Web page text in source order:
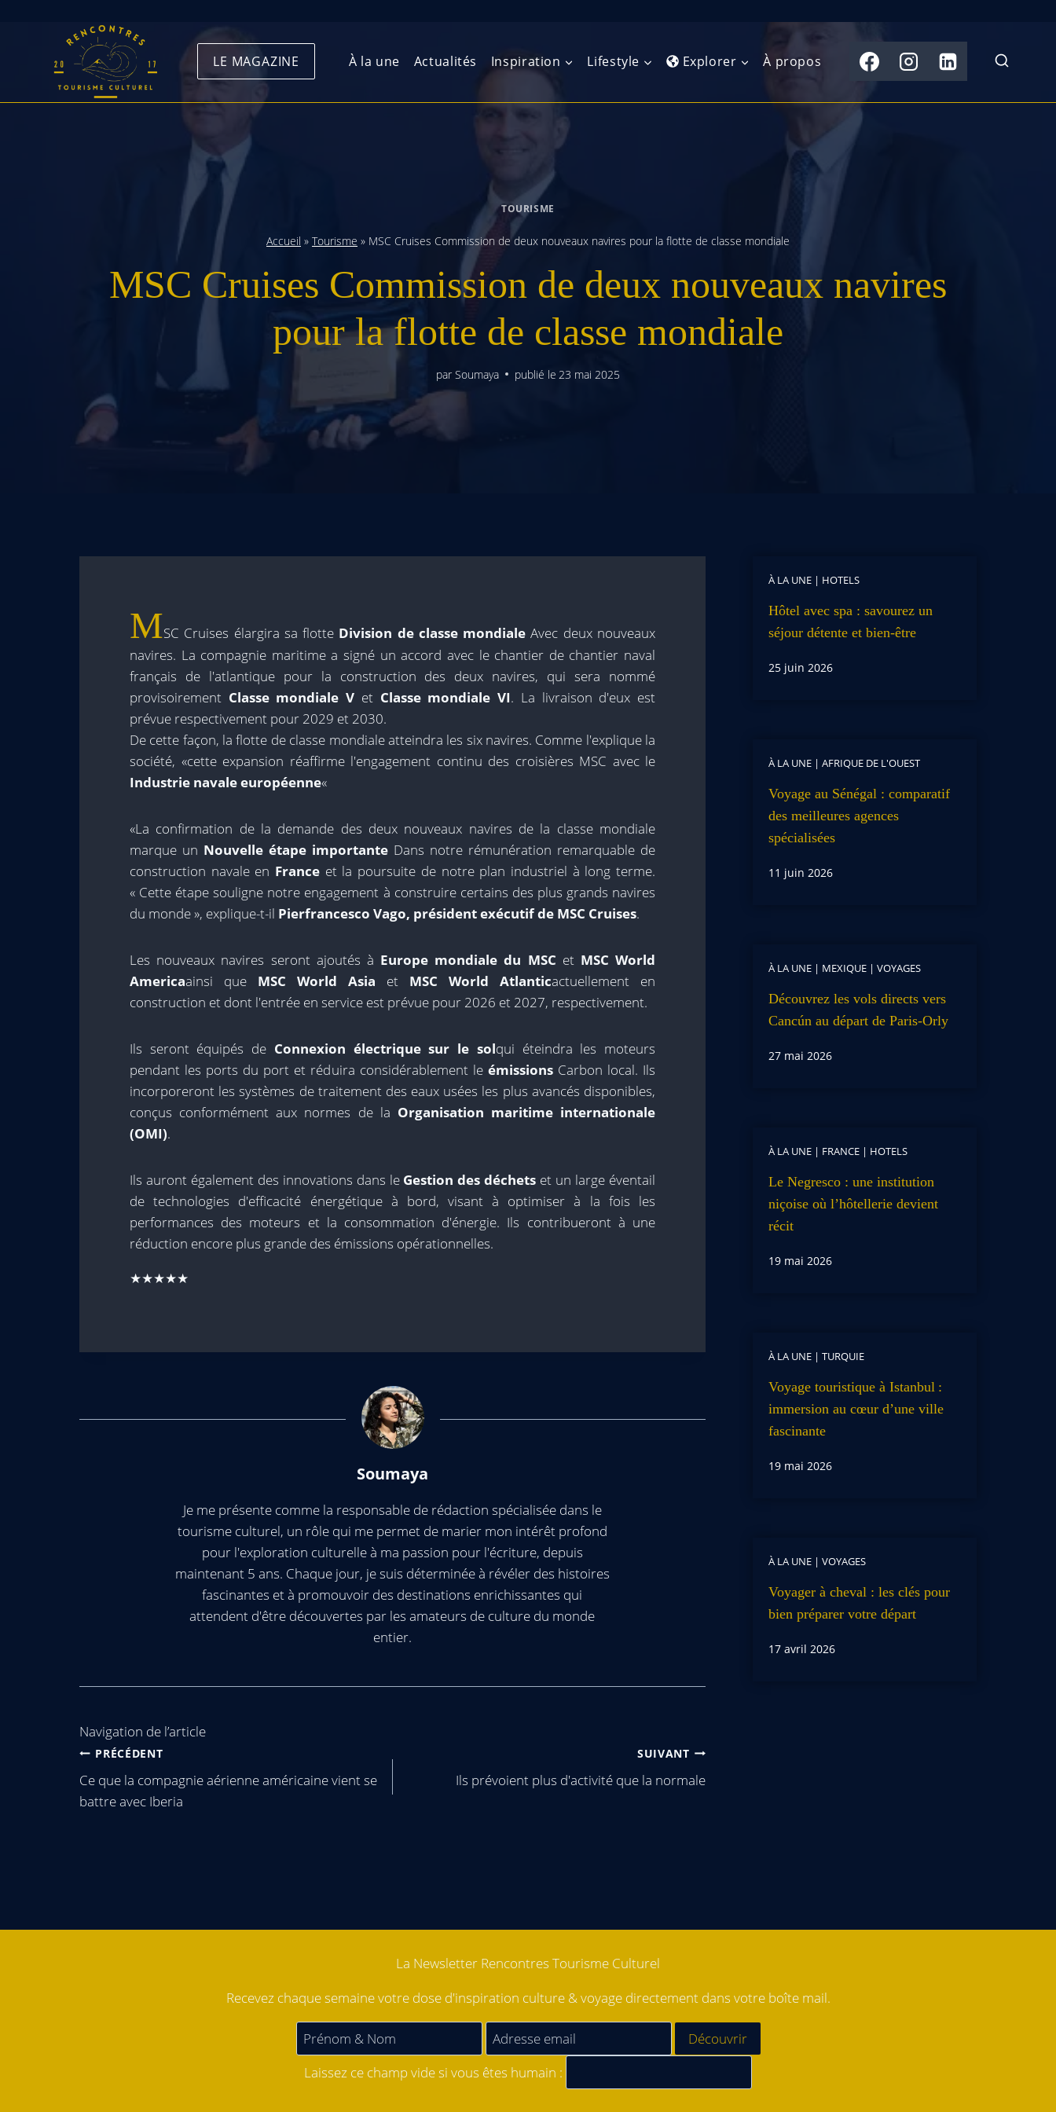
LE MAGAZINE À la une Actualités Inspiration Lifestyle Explorer
Europe de l’Est
Amérique centrale
Afrique de l’Est
Moyen-Orient
indien
À propos
TOURISME
Accueil » Tourisme » MSC Cruises Commission de deux nouveaux navires pour la flotte de classe mondiale
MSC Cruises Commission de deux nouveaux navires
pour la flotte de classe mondiale
par Soumaya publié le 23 mai 2025
MSC Cruises élargira sa flotte Division de classe mondiale Avec deux nouveaux
navires. La compagnie maritime a signé un accord avec le chantier de chantier naval
français de l'atlantique pour la construction des deux navires, qui sera nommé
provisoirement Classe mondiale V et Classe mondiale VI. La livraison d'eux est
prévue respectivement pour 2029 et 2030.
De cette façon, la flotte de classe mondiale atteindra les six navires. Comme l'explique la
société, «cette expansion réaffirme l'engagement continu des croisières MSC avec le
Industrie navale européenne«
«La confirmation de la demande des deux nouveaux navires de la classe mondiale
marque un Nouvelle étape importante Dans notre rémunération remarquable de
construction navale en France et la poursuite de notre plan industriel à long terme.
« Cette étape souligne notre engagement à construire certains des plus grands navires
du monde », explique-t-il Pierfrancesco Vago, président exécutif de MSC Cruises.
Les nouveaux navires seront ajoutés à Europe mondiale du MSC et MSC World
Americaainsi que MSC World Asia et MSC World Atlanticactuellement en
construction et dont l'entrée en service est prévue pour 2026 et 2027, respectivement.
Ils seront équipés de Connexion électrique sur le solqui éteindra les moteurs
pendant les ports du port et réduira considérablement leémissionsCarbon local. Ils
incorporeront les systèmes de traitement des eaux usées les plus avancés disponibles,
conçus conformément aux normes de la Organisation maritime internationale
(OMI).
Ils auront également des innovations dans le Gestion des déchets et un large éventail
de technologies d'efficacité énergétique à bord, visant à optimiser à la fois les
performances des moteurs et la consommation d'énergie. Ils contribueront à une
réduction encore plus grande des émissions opérationnelles.
★★★★★
Soumaya
Je me présente comme la responsable de rédaction spécialisée dans le
tourisme culturel, un rôle qui me permet de marier mon intérêt profond
pour l'exploration culturelle à ma passion pour l'écriture, depuis
maintenant 5 ans. Chaque jour, je suis déterminée à révéler des histoires
fascinantes et à promouvoir des destinations enrichissantes qui
attendent d'être découvertes par les amateurs de culture du monde
entier.
Navigation de l’article
PRÉCÉDENT
Ce que la compagnie aérienne américaine vient se
battre avec Iberia
SUIVANT
Ils prévoient plus d'activité que la normale
À LA UNE| HOTELS
Hôtel avec spa : savourez un
séjour détente et bien-être
25 juin 2026
À LA UNE| AFRIQUE DE L'OUEST
Voyage au Sénégal : comparatif
des meilleures agences
spécialisées
11 juin 2026
À LA UNE| MEXIQUE| VOYAGES
Découvrez les vols directs vers
Cancún au départ de Paris-Orly
27 mai 2026
À LA UNE| FRANCE| HOTELS
Le Negresco : une institution
niçoise où l’hôtellerie devient
récit
19 mai 2026
À LA UNE| TURQUIE
Voyage touristique à Istanbul :
immersion au cœur d’une ville
fascinante
19 mai 2026
À LA UNE| VOYAGES
Voyager à cheval : les clés pour
bien préparer votre départ
17 avril 2026
La Newsletter Rencontres Tourisme Culturel
Recevez chaque semaine votre dose d'inspiration culture & voyage directement dans votre boîte mail.
Laissez ce champ vide si vous êtes humain :